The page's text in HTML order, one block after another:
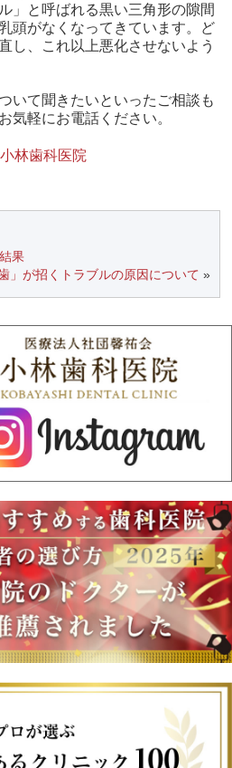
」と呼ばれる黒い三角形の隙間
頭がなくなってきています。ど
し、これ以上悪化させないよう
いて聞きたいといったご相談も
気軽にお電話ください。
林歯科医院
果
歯」が招くトラブルの原因について »